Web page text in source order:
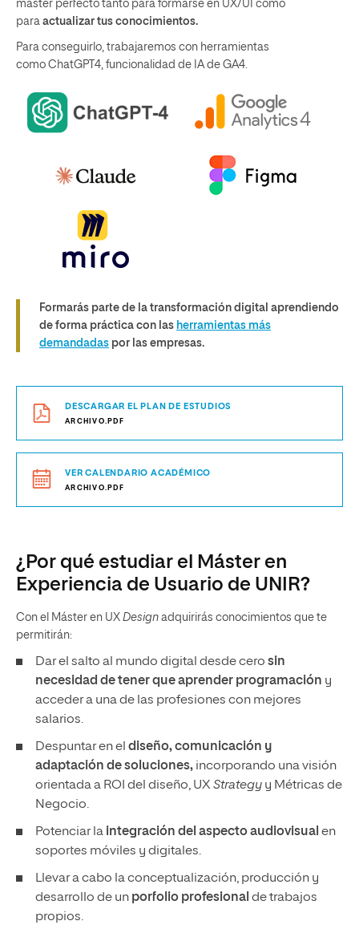
máster perfecto tanto para formarse en UX/UI como
para actualizar tus conocimientos.
Para conseguirlo, trabajaremos con herramientas
como ChatGPT4, funcionalidad de IA de GA4.
Formarás parte de la transformación digital aprendiendo
de forma práctica con las herramientas más
demandadas por las empresas.
DESCARGAR EL PLAN DE ESTUDIOS
ARCHIVO.PDF
VER CALENDARIO ACADÉMICO
ARCHIVO.PDF
¿Por qué estudiar el Máster en
Experiencia de Usuario de UNIR?
Con el Máster en UX Design adquirirás conocimientos que te
permitirán:
Dar el salto al mundo digital desde cero sin
necesidad de tener que aprender programación y
acceder a una de las profesiones con mejores
salarios.
Despuntar en el diseño, comunicación y
adaptación de soluciones, incorporando una visión
orientada a ROI del diseño, UX Strategy y Métricas de
Negocio.
Potenciar la integración del aspecto audiovisual en
soportes móviles y digitales.
Llevar a cabo la conceptualización, producción y
desarrollo de un porfolio profesional de trabajos
propios.